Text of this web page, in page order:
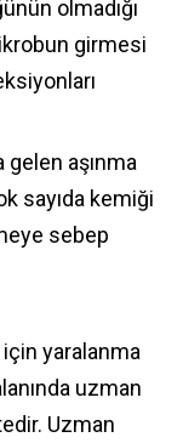
olmadığı
girmesi
aşınma
sayıda kemiği
sebep
yaralanma
uzman
Uzman